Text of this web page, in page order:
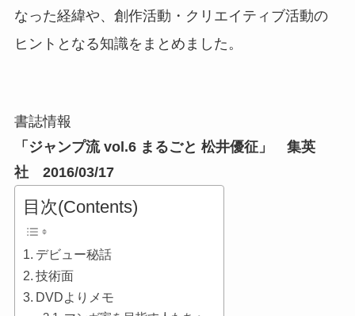
なった経緯や、創作活動・クリエイティブ活動の
ヒントとなる知識をまとめました。
書誌情報
「ジャンプ流 vol.6 まるごと 松井優征」 集英
社 2016/03/17
目次(Contents)
デビュー秘話
技術面
DVDよりメモ